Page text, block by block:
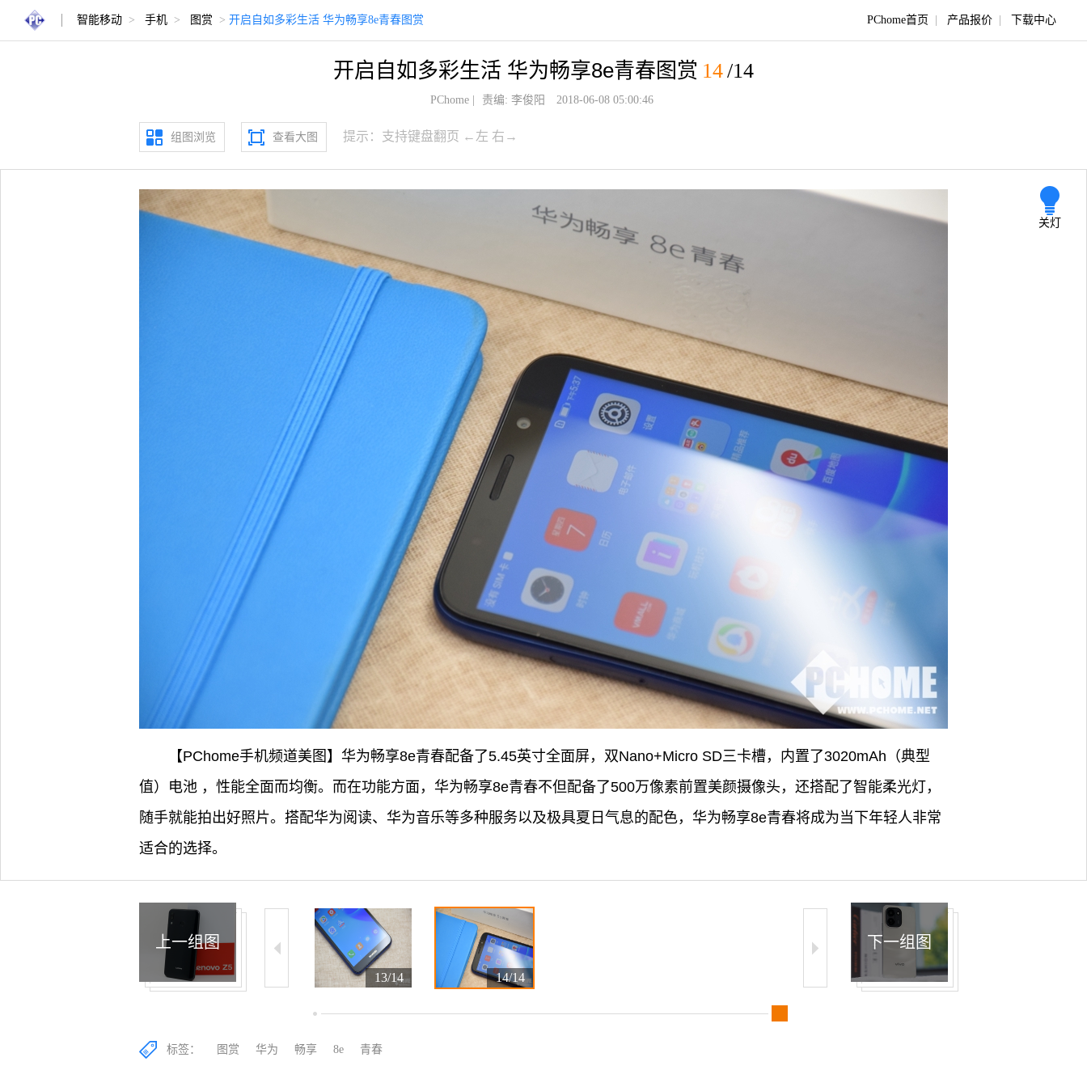
智能移动 > 手机 > 图赏 > 开启自如多彩生活 华为畅享8e青春图赏 PChome首页 产品报价 下载中心
开启自如多彩生活 华为畅享8e青春图赏 14/14
PChome| 责编: 李俊阳 2018-06-08 05:00:46
组图浏览 查看大图 提示：支持键盘翻页 ←左 右→
关灯
【PChome手机频道美图】华为畅享8e青春配备了5.45英寸全面屏，双Nano+Micro SD三卡槽，内置了3020mAh（典型
值）电池 ，性能全面而均衡。而在功能方面，华为畅享8e青春不但配备了500万像素前置美颜摄像头，还搭配了智能柔光灯，
随手就能拍出好照片。搭配华为阅读、华为音乐等多种服务以及极具夏日气息的配色，华为畅享8e青春将成为当下年轻人非常
适合的选择。
13/14 14/14
上一组图 下一组图
标签： 图赏 华为 畅享 8e 青春